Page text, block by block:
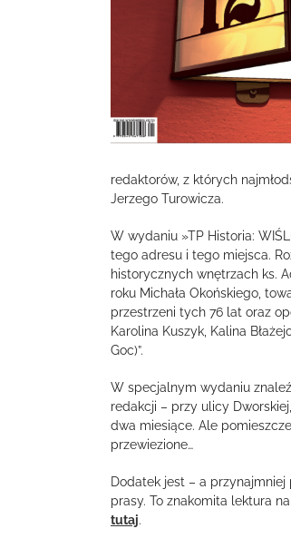
redaktorów, z których
Jerzego Turowicza.
W wydaniu »TP Historia:
tego adresu i tego miejsca.
historycznych wnętrzach ks.
roku Michała Okońskiego,
przestrzeni tych 76 lat oraz
Karolina Kuszyk, Kalina
Goc)”.
W specjalnym wydaniu
redakcji – przy ulicy
dwa miesiące. Ale
przewiezione…
Dodatek jest – a
prasy. To znakomita lektura
tutaj.